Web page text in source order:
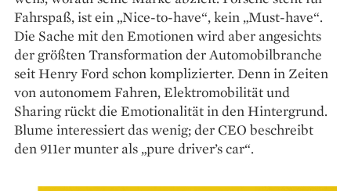
Fahrspaß, ist ein „Nice-to-have“, kein „Must-have“.
Die Sache mit den Emotionen wird aber angesichts
der größten Transformation der Automobilbranche
seit Henry Ford schon komplizierter. Denn in Zeiten
von autonomem Fahren, Elektromobilität und
Sharing rückt die Emotionalität in den Hintergrund.
Blume interessiert das wenig; der CEO beschreibt
den 911er munter als „pure driver’s car“.